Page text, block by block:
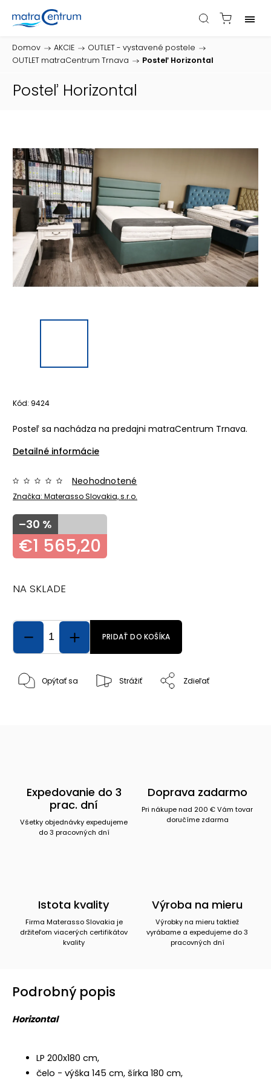
Domov / AKCIE / OUTLET - vystavené postele /
OUTLET matraCentrum Trnava / Posteľ Horizontal
Posteľ Horizontal
Kód: 9424
Posteľ sa nachádza na predajni matraCentrum Trnava.
Detailné informácie
Značka: Materasso Slovakia, s.r.o.
Neohodnotené
–30 %
€1 565,20
NA SKLADE
PRIDAŤ DO KOŠÍKA
Opýtať sa Strážiť Zdieľať
Expedovanie do 3
prac. dní
Všetky objednávky expedujeme
do 3 pracovných dní
Doprava zadarmo
Pri nákupe nad 200 € Vám tovar
doručíme zdarma
Istota kvality
Firma Materasso Slovakia je
držiteľom viacerých certifikátov
kvality
Výroba na mieru
Výrobky na mieru taktiež
vyrábame a expedujeme do 3
pracovných dní
Podrobný popis
Horizontal
LP 200x180 cm,
čelo - výška 145 cm, šírka 180 cm,